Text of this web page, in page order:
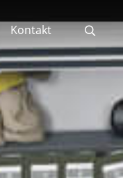
Kontakt